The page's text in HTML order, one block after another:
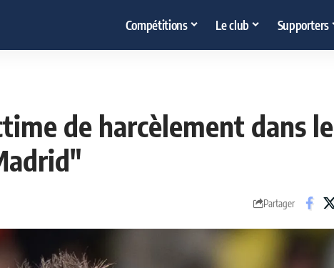
Compétitions Le club Supporters
de harcèlement dans le
Partager